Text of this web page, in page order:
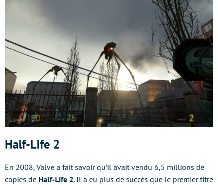
Half-Life 2
En 2008, Valve a fait savoir qu’il avait vendu 6,5 millions de
copies de Half-Life 2. Il a eu plus de succès que le premier titre